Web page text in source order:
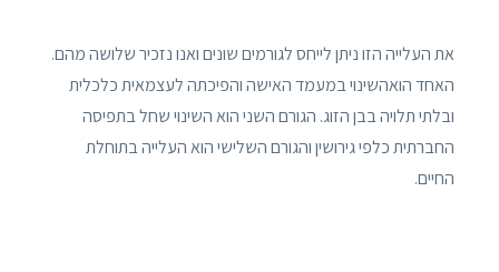
את העלייה הזו ניתן לייחס לגורמים שונים ואנו נזכיר שלושה מהם.
האחד הואהשינוי במעמד האישה והפיכתה לעצמאית כלכלית
ובלתי תלויה בבן הזוג. הגורם השני הוא השינוי שחל בתפיסה
החברתית כלפי גירושין והגורם השלישי הוא העלייה בתוחלת
החיים.